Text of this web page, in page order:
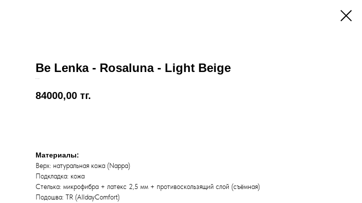
Be Lenka - Rosaluna - Light Beige
84000,00 тг.
Материалы:
Верх: натуральная кожа (Nappa)
Подкладка: кожа
Стелька: микрофибра + латекс 2,5 мм + противоскользящий слой (съёмная)
Подошва: TR (AlldayComfort)